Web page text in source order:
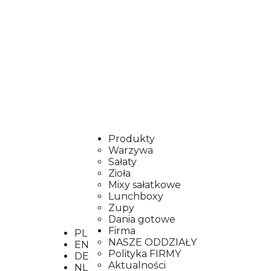
PL
EN
DE
NL
Produkty
Warzywa
Sałaty
Zioła
Mixy sałatkowe
Lunchboxy
Zupy
Dania gotowe
Firma
NASZE ODDZIAŁY
Polityka FIRMY
Aktualności